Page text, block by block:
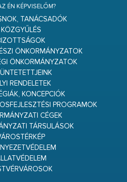
ÉN KÉPVISELŐM?
TANÁCSADÓK
KÖZGYŰLÉS
ÖNKORMÁNYZATOK
ÖNKORMÁNYZATOK
RENDELETEK
KONCEPCIÓK
PROGRAMOK
CÉGEK
TÁRSULÁSOK